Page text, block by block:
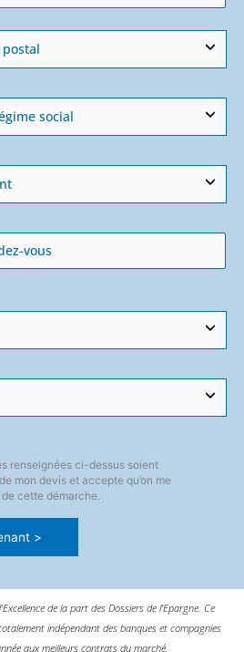
renseignées ci-dessus soient
mon devis et accepte qu’on me
cette démarche.
>
de la part des Dossiers de l’Epargne. Ce
indépendant des banques et compagnies
aux meilleurs contrats du marché.